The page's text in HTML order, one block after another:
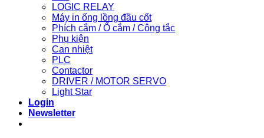
LOGIC RELAY
Máy in ống lồng đầu cốt
Phích cắm / Ổ cắm / Công tắc
Phụ kiện
Can nhiệt
PLC
Contactor
DRIVER / MOTOR SERVO
Light Star
Login
Newsletter